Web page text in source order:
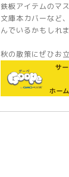
鉄板アイテムのマ
文庫本カバーなど
んでいるかもしれ
秋の散策にぜひお